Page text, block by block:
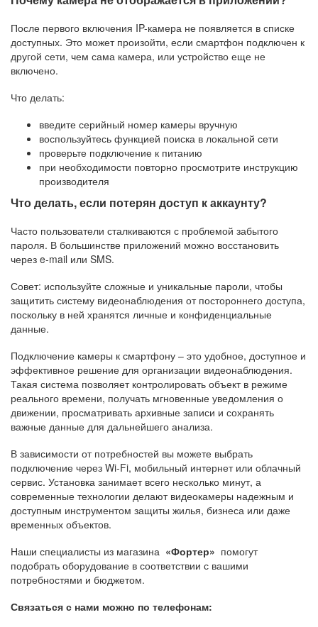
После первого включения IP-камера не появляется в списке
доступных. Это может произойти, если смартфон подключен к
другой сети, чем сама камера, или устройство еще не
включено.
Что делать:
введите серийный номер камеры вручную
воспользуйтесь функцией поиска в локальной сети
проверьте подключение к питанию
при необходимости повторно просмотрите инструкцию
производителя
Что делать, если потерян доступ к аккаунту?
Часто пользователи сталкиваются с проблемой забытого
пароля. В большинстве приложений можно восстановить
через e-mail или SMS.
Совет: используйте сложные и уникальные пароли, чтобы
защитить систему видеонаблюдения от постороннего доступа,
поскольку в ней хранятся личные и конфиденциальные
данные.
Подключение камеры к смартфону – это удобное, доступное и
эффективное решение для организации видеонаблюдения.
Такая система позволяет контролировать объект в режиме
реального времени, получать мгновенные уведомления о
движении, просматривать архивные записи и сохранять
важные данные для дальнейшего анализа.
В зависимости от потребностей вы можете выбрать
подключение через Wi-Fi, мобильный интернет или облачный
сервис. Установка занимает всего несколько минут, а
современные технологии делают видеокамеры надежным и
доступным инструментом защиты жилья, бизнеса или даже
временных объектов.
Наши специалисты из магазина «Фортер» помогут
подобрать оборудование в соответствии с вашими
потребностями и бюджетом.
Связаться с нами можно по телефонам: